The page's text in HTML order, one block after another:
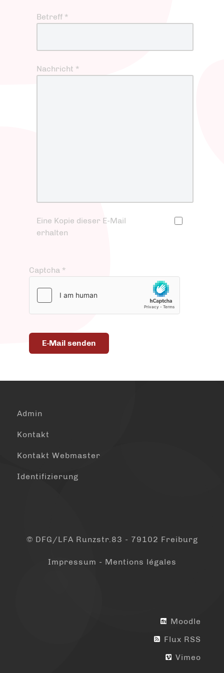
Betreff *
Nachricht *
Eine Kopie dieser E-Mail
erhalten
Captcha *
E-Mail senden
Admin
Kontakt
Kontakt Webmaster
Identifizierung
© DFG/LFA Runzstr.83 - 79102 Freiburg
Impressum - Mentions légales
Moodle
Flux RSS
Vimeo